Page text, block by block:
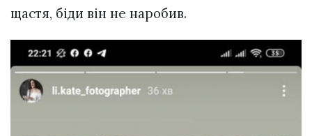
щастя, біди він не наробив.